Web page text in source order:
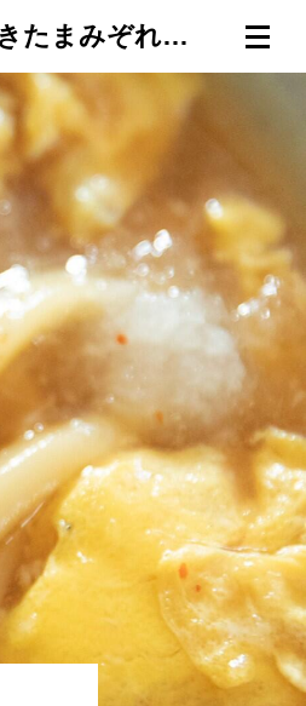
） ログイン 【ふわっふわ卵と大根おろしの薬膳うどん】胃をいたわりたいときにうってつけ「かきたまみぞれ甘酒うどん」